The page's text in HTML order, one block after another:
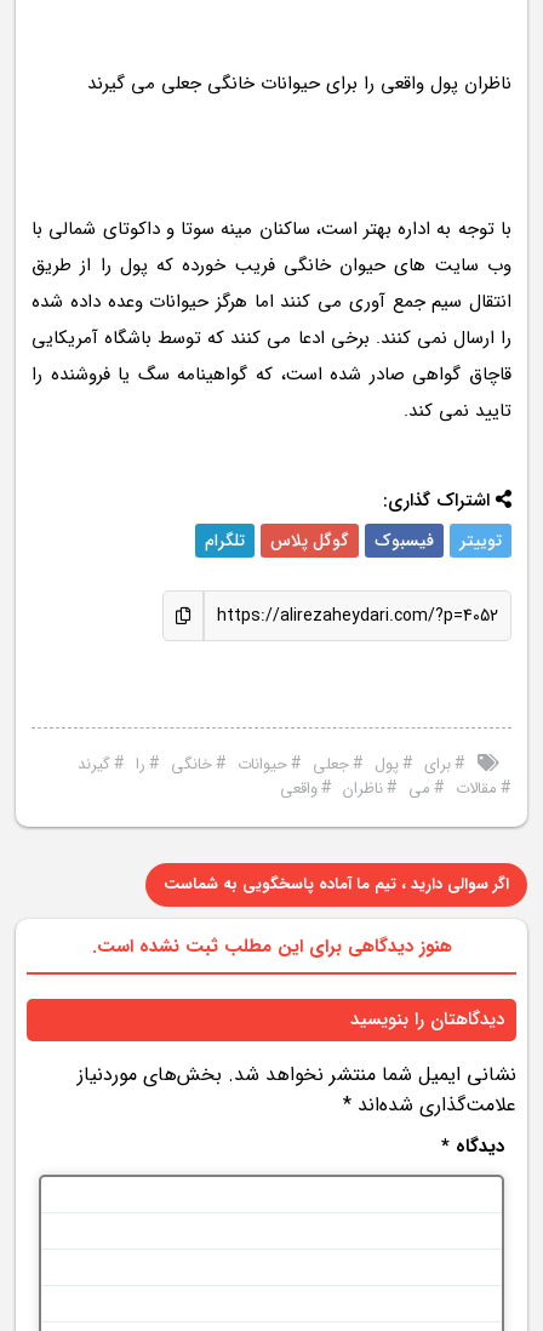
با توجه به اداره بهتر است، ساکنان مینه سوتا و داکوتای شمالی با
وب سایت های حیوان خانگی فریب خورده که پول را از طریق
انتقال سیم جمع آوری می کنند اما هرگز حیوانات وعده داده شده
را ارسال نمی کنند. برخی ادعا می کنند که توسط باشگاه آمریکایی
قاچاق گواهی صادر شده است، که گواهینامه سگ یا فروشنده را
تایید نمی کند.
اشتراک گذاری:
توییتر فیسبوک گوگل پلاس تلگرام
https://alirezaheydari.com/?p=4052
#برای #پول #جعلی #حیوانات #خانگی #را #گیرند
#مقالات #می #ناظران #واقعی
اگر سوالی دارید ، تیم ما آماده پاسخگویی به شماست
هنوز دیدگاهی برای این مطلب ثبت نشده است.
دیدگاهتان را بنویسید
نشانی ایمیل شما منتشر نخواهد شد. بخش‌های موردنیاز
علامت‌گذاری شده‌اند *
دیدگاه *